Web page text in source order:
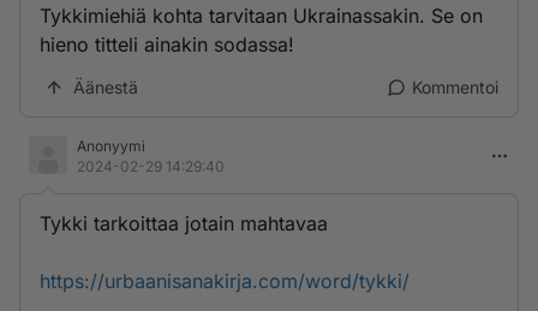
Tykkimiehiä kohta tarvitaan Ukrainassakin. Se on
hieno titteli ainakin sodassa!
Äänestä Kommentoi
Anonyymi
2024-02-29 14:29:40
Tykki tarkoittaa jotain mahtavaa
https://urbaanisanakirja.com/word/tykki/